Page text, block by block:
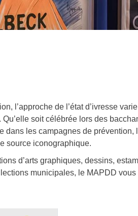
l’approche de l’état d’ivresse
soit célébrée lors des
dans les campagnes de
source iconographique.
d’arts graphiques, dessins,
municipales, le MAPDD